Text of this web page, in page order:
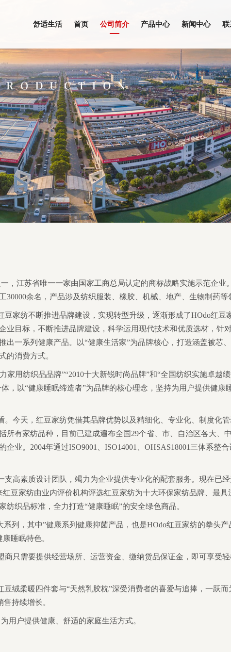
舒适生活 首页 公司简介 产品中心 新闻中心 联
，江苏省唯一一家由国家工商总局认定的商标战略实施示范企业
余名，产品涉及纺织服装、橡胶、机械、地产、生物制药等
家纺不断推进品牌建设，实现转型升级，逐渐形成了HOdo红豆
目标，不断推进品牌建设，科学运用现代技术和优质选材，针
一系列健康产品。以“健康生活家”为品牌核心，打造涵盖被芯
的消费方式。
用纺织品品牌”“2010十大新锐时尚品牌”和“全国纺织实施卓越
，以“健康睡眠缔造者”为品牌的核心理念，坚持为用户提供健康
今天，红豆家纺凭借其品牌优势以及精细化、专业化、制度化
有家纺品种，目前已建成遍布全国29个省、市、自治区各大、
业。2004年通过ISO9001、ISO14001、OHSAS18001三体系整
高素质设计团队，竭力为企业提供专业化的配套服务。现在已
豆家纺由业内评价机构评选红豆家纺为十大环保家纺品牌、最
织品标准，全力打造“健康睡眠”的安全绿色商品。
列，其中”健康系列健康抑菌产品，也是HOdo红豆家纺的拳头
睡眠特色。
只需要提供经营场所、运营资金、缴纳货品保证金，即可享受
绒柔暖四件套与“天然乳胶枕”深受消费者的喜爱与追捧，一跃
持续增长。
用户提供健康、舒适的家庭生活方式。